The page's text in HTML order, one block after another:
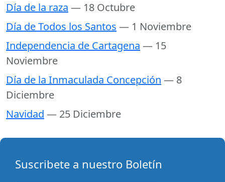
Día de la raza — 18 Octubre
Día de Todos los Santos — 1 Noviembre
Independencia de Cartagena — 15
Noviembre
Día de la Inmaculada Concepción — 8
Diciembre
Navidad — 25 Diciembre
Suscribete a nuestro Boletín